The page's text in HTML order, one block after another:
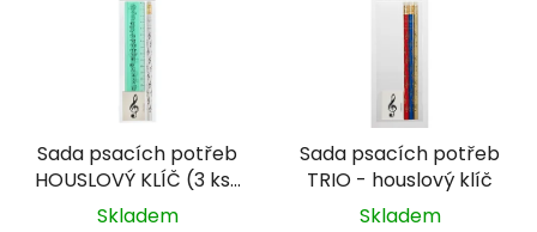
Sada psacích potřeb
HOUSLOVÝ KLÍČ (3 ks)
- zelená
Skladem
Sada psacích potřeb
TRIO - houslový klíč
Skladem